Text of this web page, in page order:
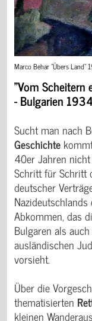
Marco Behar "Übers Land"
"Vom Scheitern
- Bulgarien
Sucht man nach
Geschichte
40er Jahren
Schritt für Schritt
deutscher
Abkommen, das
Bulgaren als
ausländischen
vorsieht.
Über die
thematisierten
kleinen